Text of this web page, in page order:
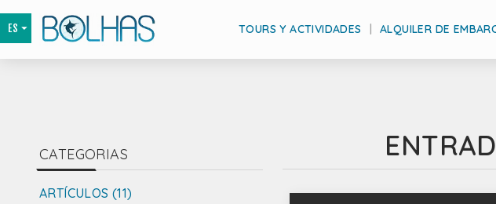
TOURS Y ACTIVIDADES ALQUILER DE
CATEGORIAS
ARTÍCULOS (11)